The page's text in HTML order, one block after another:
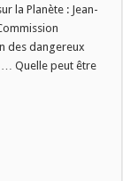
la Planète : Jean-
des dangereux
Quelle peut être